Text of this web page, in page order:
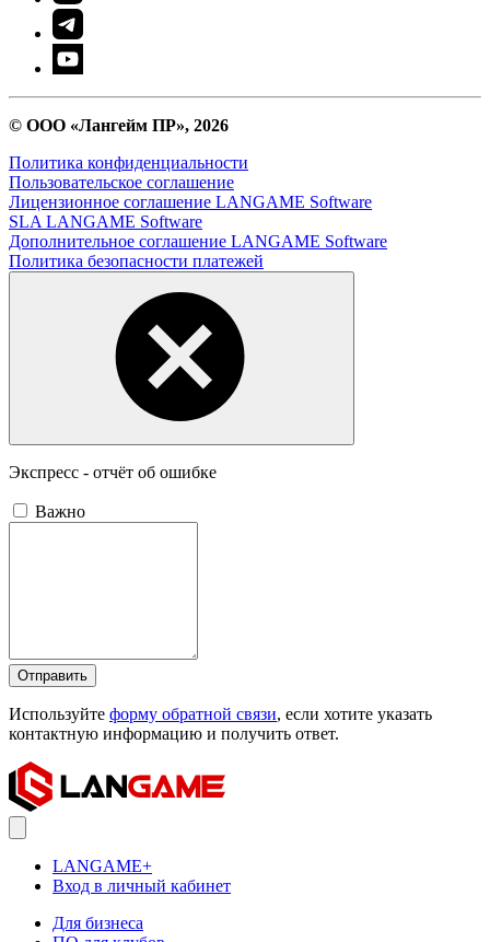
© ООО «Лангейм ПР», 2026
Политика конфиденциальности
Пользовательское соглашение
Лицензионное соглашение LANGAME Software
SLA LANGAME Software
Дополнительное соглашение LANGAME Software
Политика безопасности платежей
Экспресс - отчёт об ошибке
Важно
Отправить
Используйте форму обратной связи, если хотите указать
контактную информацию и получить ответ.
LANGAME+
Вход в личный кабинет
Для бизнеса